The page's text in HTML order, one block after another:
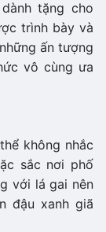
tặng cho
trình bày và
ấn tượng
vô cùng ưa
không nhắc
sắc nơi phố
với lá gai nên
đậu xanh giã